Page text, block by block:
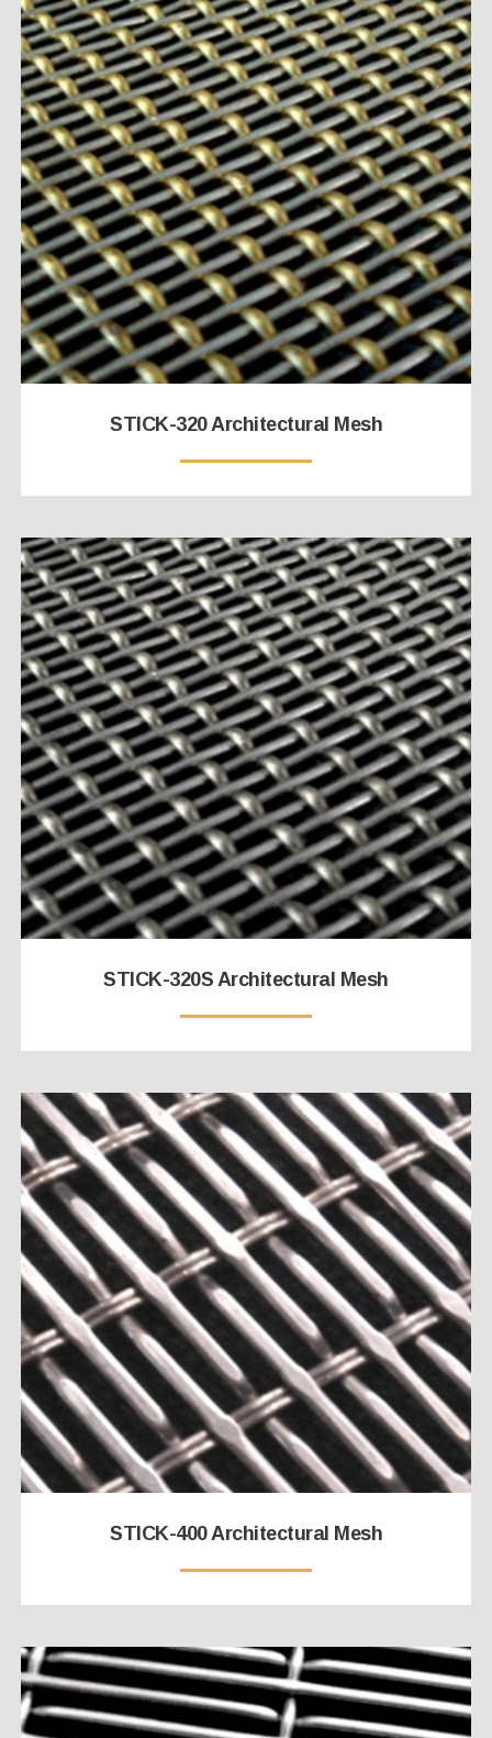
STICK-320 Architectural Mesh
STICK-320S Architectural Mesh
STICK-400 Architectural Mesh